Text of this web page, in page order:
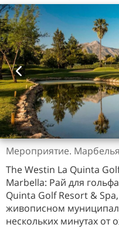
Мероприятие.
The Westin La Quinta
Marbella: Рай для
Quinta Golf Resort &
живописном
нескольких минутах